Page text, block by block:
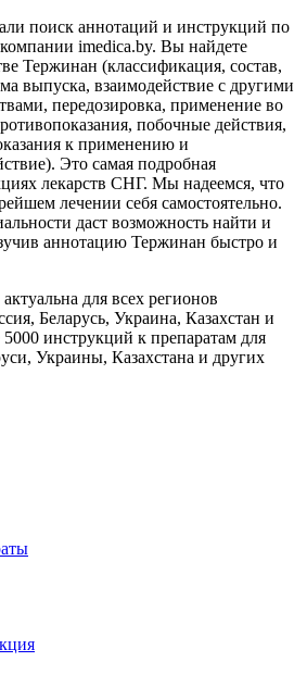
поиск аннотаций и инструкций по
imedica.by. Вы найдете
Тержинан (классификация, состав,
выпуска, взаимодействие с другими
передозировка, применение во
побочные действия,
к применению и
Это самая подробная
лекарств СНГ. Мы надеемся, что
лечении себя самостоятельно.
даст возможность найти и
аннотацию Тержинан быстро и
для всех регионов
Беларусь, Украина, Казахстан и
инструкций к препаратам для
Украины, Казахстана и других